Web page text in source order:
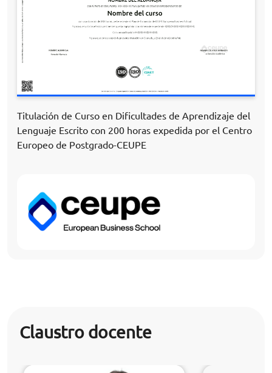
Titulación de Curso en Dificultades de Aprendizaje del
Lenguaje Escrito con 200 horas expedida por el Centro
Europeo de Postgrado-CEUPE
Claustro docente